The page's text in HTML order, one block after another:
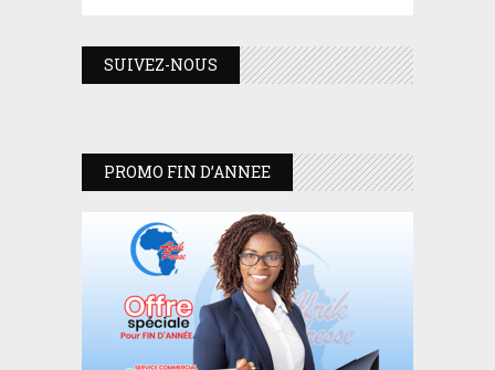
SUIVEZ-NOUS
PROMO FIN D’ANNEE